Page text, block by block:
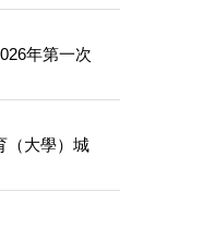
年第一次
（大學）城